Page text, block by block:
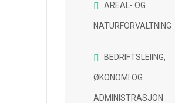
AREAL- OG
NATURFORVALTNING
BEDRIFTSLEIING,
ØKONOMI OG
ADMINISTRASJON